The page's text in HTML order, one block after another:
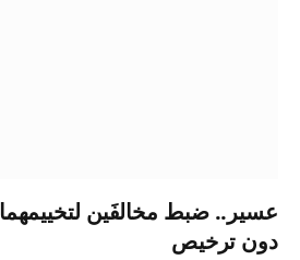
عسير.. ضبط مخالفَين
دون ترخيص